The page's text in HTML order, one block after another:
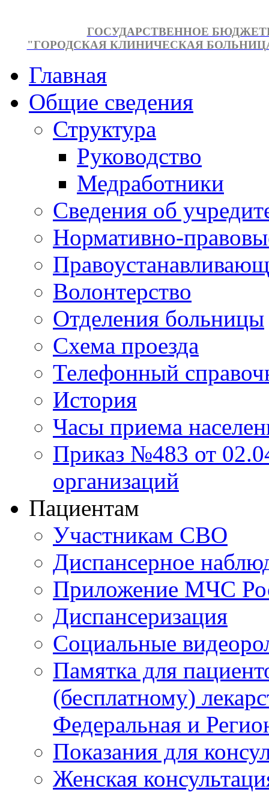
ГОСУДАРСТВЕННОЕ
"ГОРОДСКАЯ КЛИНИЧЕСКАЯ
Главная
Общие сведения
Структура
Руководство
Медработники
Сведения об
Нормативно-
Волонтерство
Отделения больницы
Схема проезда
Телефонный
История
Часы приема
Приказ №483 от
организаций
Пациентам
Участникам СВО
Диспансерное
Приложение МЧС
Диспансеризация
Социальные
Памятка для
(бесплатному)
Федеральная и
Показания для
Женская